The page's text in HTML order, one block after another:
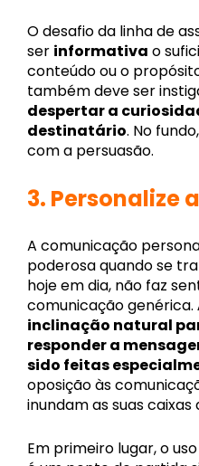
O desafio da linha de
ser informativa o
conteúdo ou o
também deve ser
despertar a
destinatário. No
com a persuasão.
3. Personalize
A comunicação
poderosa quando se
hoje em dia, não faz
comunicação genérica.
inclinação natural
responder a
sido feitas
oposição às
inundam as suas caixas
Em primeiro lugar, o